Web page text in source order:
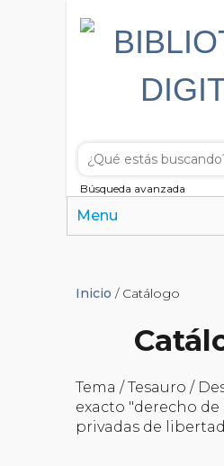
Búsqueda avanzada
Menu
Inicio / Catálogo
Tema / Tesauro /
exacto "derecho de
privadas de